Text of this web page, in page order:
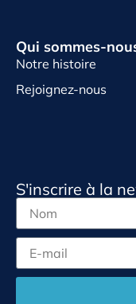
Qui sommes-
Notre histoire
Rejoignez-nous
S'inscrire à la